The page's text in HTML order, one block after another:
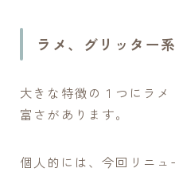
ラメ、グリッター
大きな特徴の１つにラ
富さがあります。
個人的には、今回リニュ